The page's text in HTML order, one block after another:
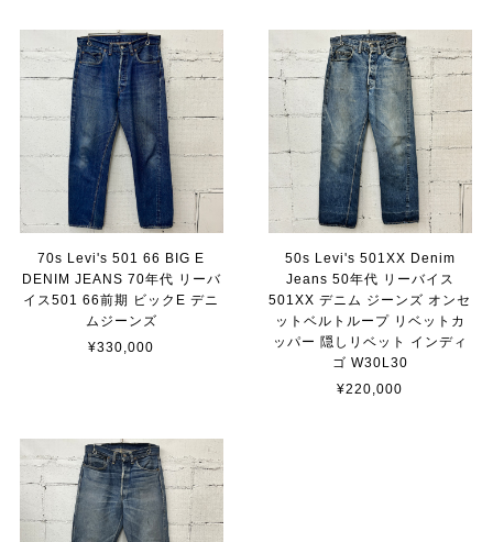
70s Levi's 501 66 BIG E
DENIM JEANS 70年代 リーバ
イス501 66前期 ビックE デニ
ムジーンズ
¥330,000
50s Levi's 501XX Denim
Jeans 50年代 リーバイス
501XX デニム ジーンズ オンセ
ットベルトループ リベットカ
ッパー 隠しリベット インディ
ゴ W30L30
¥220,000